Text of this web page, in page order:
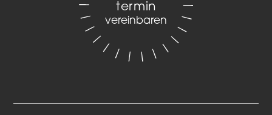
termin
vereinbaren